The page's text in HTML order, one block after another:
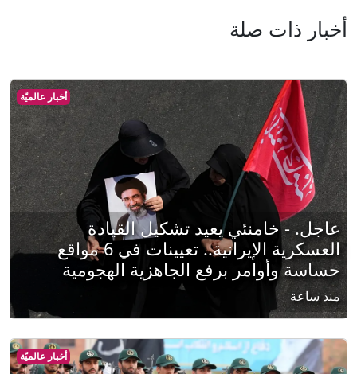
أخبار ذات صلة
أخبار عالميّة
عاجل. - خامنئي يعيد تشكيل القيادة
العسكرية الإيرانية.. تعيينات في 6 مواقع
حساسة وأوامر برفع الجاهزية الهجومية
منذ ساعة
أخبار عالميّة